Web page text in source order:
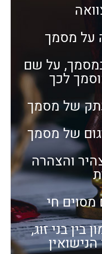
על מסמך
על שם
לכך
של מסמך
של מסמך
והצהרה
חי
בני זוג,